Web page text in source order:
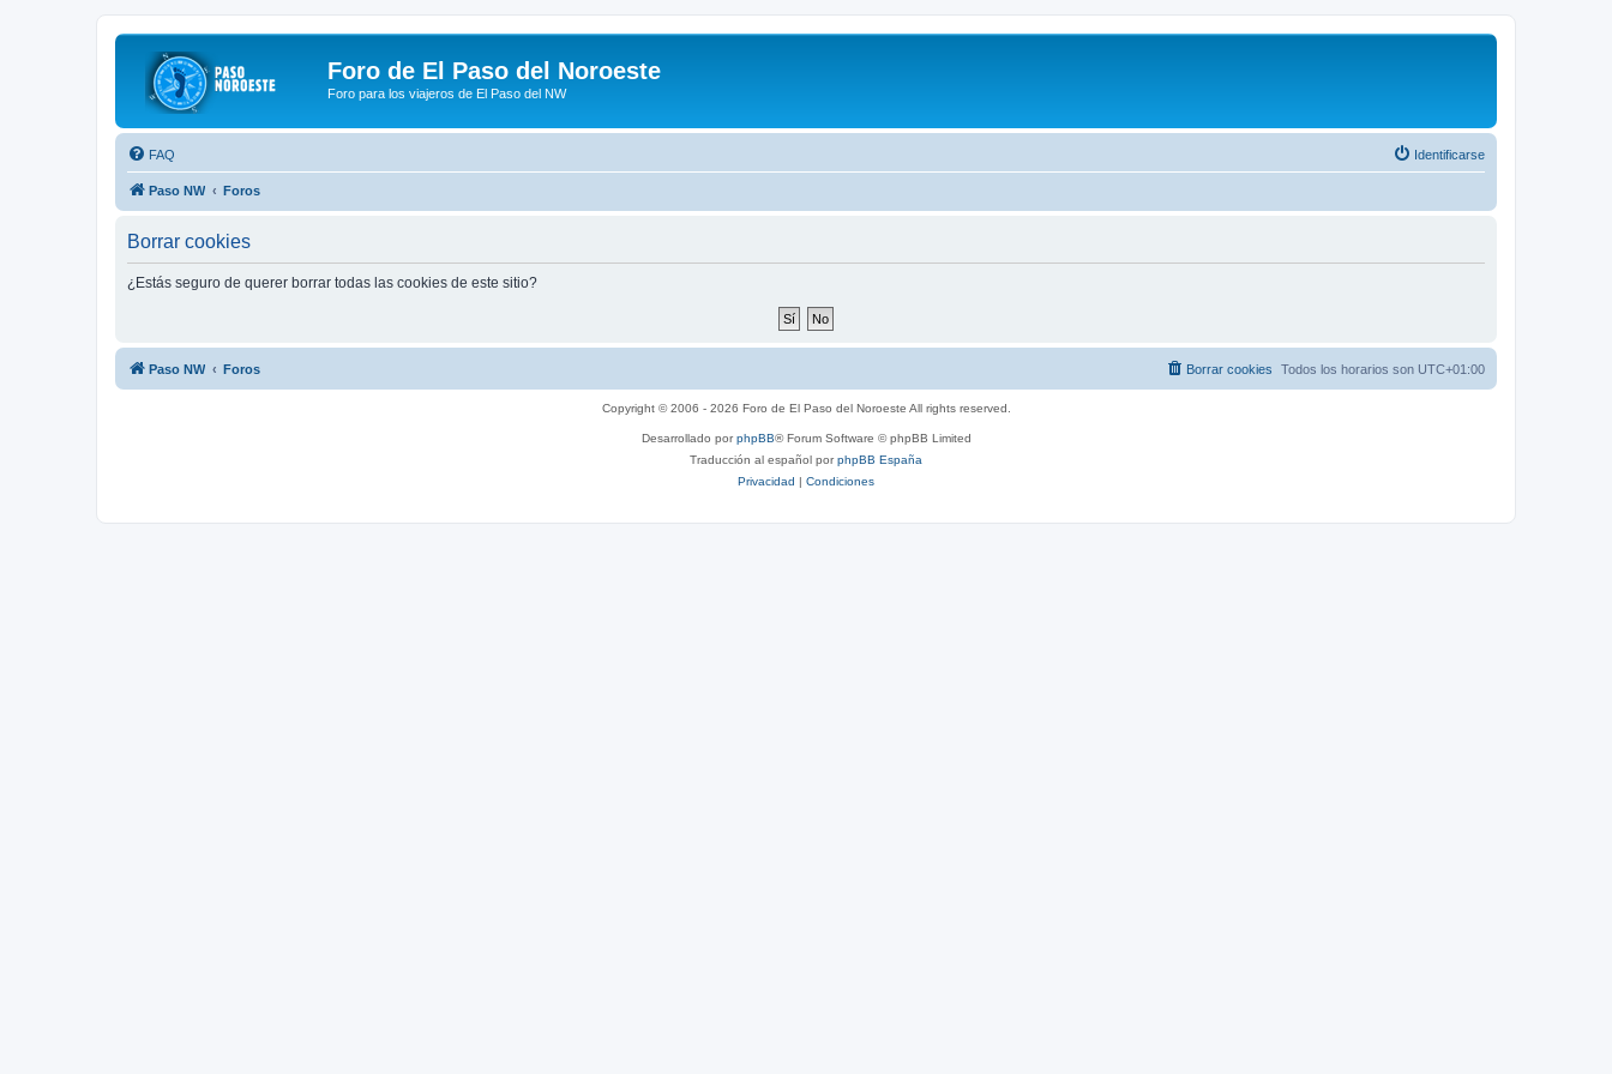
Foro de El Paso del Noroeste
Foro para los viajeros de El Paso del NW
FAQ Identificarse
Paso NW Foros
Borrar cookies
¿Estás seguro de querer borrar todas las cookies de este sitio?
Paso NW Foros Todos los horarios son UTC+01:00
Borrar cookies
Copyright © 2006 - 2026 Foro de El Paso del Noroeste All rights reserved.
Desarrollado porphpBB® Forum Software © phpBB Limited
Traducción al español porphpBB España
Privacidad | Condiciones